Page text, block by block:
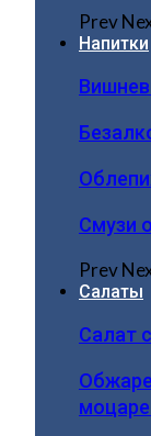
Prev
Напитки
Смузи
Prev
Салаты
Салат